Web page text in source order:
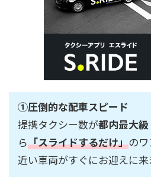
①圧倒的な配車スピード
提携タクシー数が都内最大級
ら「スライドするだけ」の
近い車両がすぐにお迎えに来